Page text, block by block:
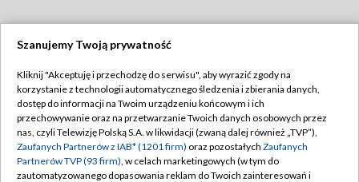
TVP
Abonament TVP
Emisja w TVP
Centrum informacji TVP
Regulamin TVP
Polityka prywatności
Moje zgody
Szanujemy Twoją prywatność
Kliknij "Akceptuję i przechodzę do serwisu", aby wyrazić zgody na
korzystanie z technologii automatycznego śledzenia i zbierania danych,
dostęp do informacji na Twoim urządzeniu końcowym i ich
przechowywanie oraz na przetwarzanie Twoich danych osobowych przez
nas, czyli Telewizję Polską S.A. w likwidacji (zwaną dalej również „TVP”),
Zaufanych Partnerów z IAB* (1201 firm) oraz pozostałych Zaufanych
Partnerów TVP (93 firm), w celach marketingowych (w tym do
zautomatyzowanego dopasowania reklam do Twoich zainteresowań i